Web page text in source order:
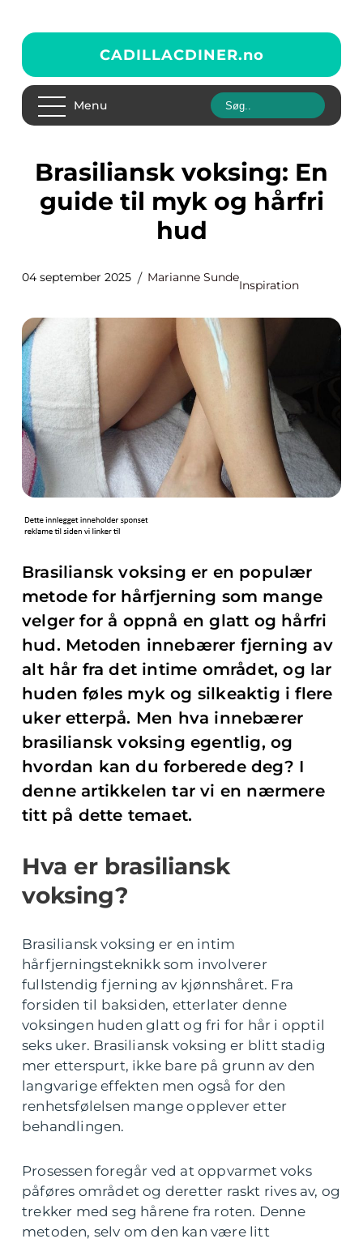
CADILLACDINER.no
Menu
Brasiliansk voksing: En
guide til myk og hårfri
hud
04 september 2025 Marianne Sunde
Inspiration
Brasiliansk voksing er en populær
metode for hårfjerning som mange
velger for å oppnå en glatt og hårfri
hud. Metoden innebærer fjerning av
alt hår fra det intime området, og lar
huden føles myk og silkeaktig i flere
uker etterpå. Men hva innebærer
brasiliansk voksing egentlig, og
hvordan kan du forberede deg? I
denne artikkelen tar vi en nærmere
titt på dette temaet.
Hva er brasiliansk
voksing?
Brasiliansk voksing er en intim
hårfjerningsteknikk som involverer
fullstendig fjerning av kjønnshåret. Fra
forsiden til baksiden, etterlater denne
voksingen huden glatt og fri for hår i opptil
seks uker. Brasiliansk voksing er blitt stadig
mer etterspurt, ikke bare på grunn av den
langvarige effekten men også for den
renhetsfølelsen mange opplever etter
behandlingen.
Prosessen foregår ved at oppvarmet voks
påføres området og deretter raskt rives av, og
trekker med seg hårene fra roten. Denne
metoden, selv om den kan være litt